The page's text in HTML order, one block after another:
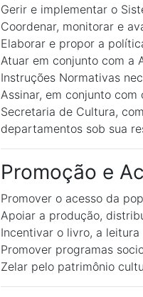
Gerir e implementar o
Coordenar, monitorar e
Elaborar e propor a
Atuar em conjunto com a
Instruções Normativas
Assinar, em conjunto
Secretaria de Cultura,
departamentos sob sua
Promoção e
Promover o acesso da
Apoiar a produção,
Incentivar o livro, a
Promover programas
Zelar pelo patrimônio